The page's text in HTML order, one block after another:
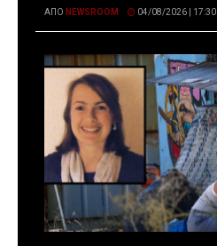
ΑΠΌ NEWSROOM 04/08/2026 | 17:30